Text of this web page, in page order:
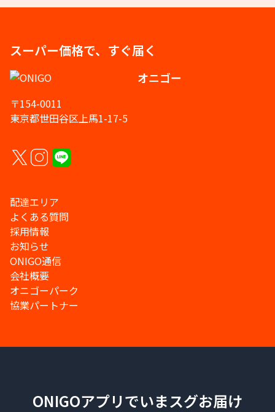
スーパー価格で、すぐ届く
オニゴー
〒154-0011
東京都世田谷区上馬1-17-5
配達エリア
よくある質問
採用情報
お知らせ
ONIGO通信
会社概要
オニゴーパーク
協業パートナー
ONIGOアプリでいまスグお届け